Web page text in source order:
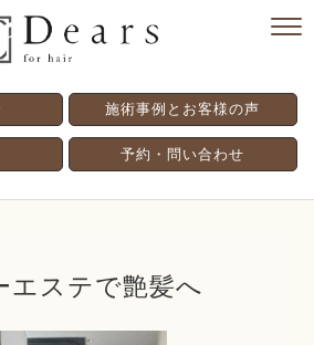
施術事例とお客様の声
予約・問い合わせ
ーエステで艶髪へ